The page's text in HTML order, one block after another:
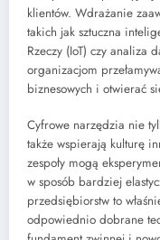
klientów. Wdrażanie
takich jak sztuczna
Rzeczy (IoT) czy analiza
organizacjom
biznesowych i otwierać
Cyfrowe narzędzia nie
także wspierają kulturę
zespoły mogą
w sposób bardziej
przedsiębiorstw to
odpowiednio dobrane